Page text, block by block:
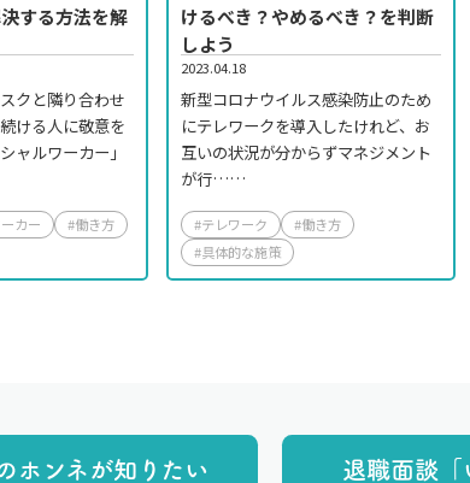
する方法を解
クと隣り合わせ
ける人に敬意を
ャルワーカー」
カー
#働き方
けるべき？やめるべき？を判断
しよう
2023.04.18
新型コロナウイルス感染防止のため
にテレワークを導入したけれど、お
互いの状況が分からずマネジメント
が行……
#テレワーク
#働き方
#具体的な施策
ホンネが知りたい 退職面談「